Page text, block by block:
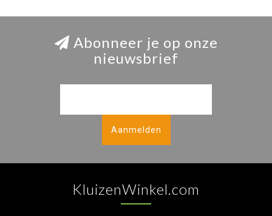
Abonneer je op onze
nieuwsbrief
Aanmelden
KluizenWinkel.com